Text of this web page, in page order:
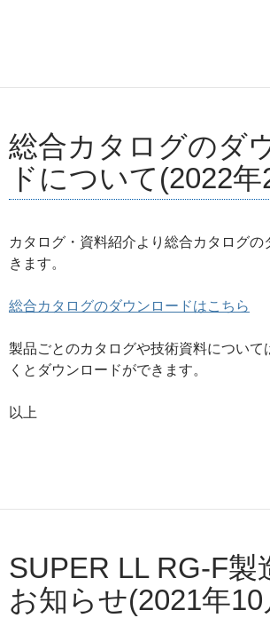
総合カタログのダ
ドについて(2022
カタログ・資料紹介より総合カタログの
きます。
総合カタログのダウンロードはこちら
製品ごとのカタログや技術資料について
くとダウンロードができます。
以上
SUPER LL RG-F製
お知らせ(2021年10